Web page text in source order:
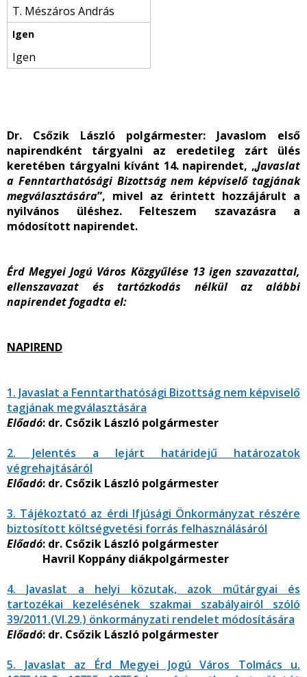
T. Mészáros András
Igen
Dr. Csőzik László polgármester: Javaslom első
napirendként tárgyalni az eredetileg zárt ülés
keretében tárgyalni kívánt 14. napirendet, „Javaslat
a Fenntarthatósági Bizottság nem képviselő tagjának
megválasztására”, mivel az érintett hozzájárult a
nyilvános üléshez. Felteszem szavazásra a
módosított napirendet.
Érd Megyei Jogú Város Közgyűlése 13 igen szavazattal,
ellenszavazat és tartózkodás nélkül az alábbi
napirendet fogadta el:
NAPIREND
1. Javaslat a Fenntarthatósági Bizottság nem képviselő
tagjának megválasztására
Előadó: dr. Csőzik László polgármester
2. Jelentés a lejárt határidejű határozatok
végrehajtásáról
Előadó: dr. Csőzik László polgármester
3. Tájékoztató az érdi Ifjúsági Önkormányzat részére
biztosított költségvetési forrás felhasználásáról
Előadó: dr. Csőzik László polgármester
Havril Koppány diákpolgármester
4. Javaslat a helyi közutak, azok műtárgyai és
tartozékai kezelésének szakmai szabályairól szóló
39/2011.(VI.29.) önkormányzati rendelet módosítására
Előadó: dr. Csőzik László polgármester
5. Javaslat az Érd Megyei Jogú Város Tolmács u.